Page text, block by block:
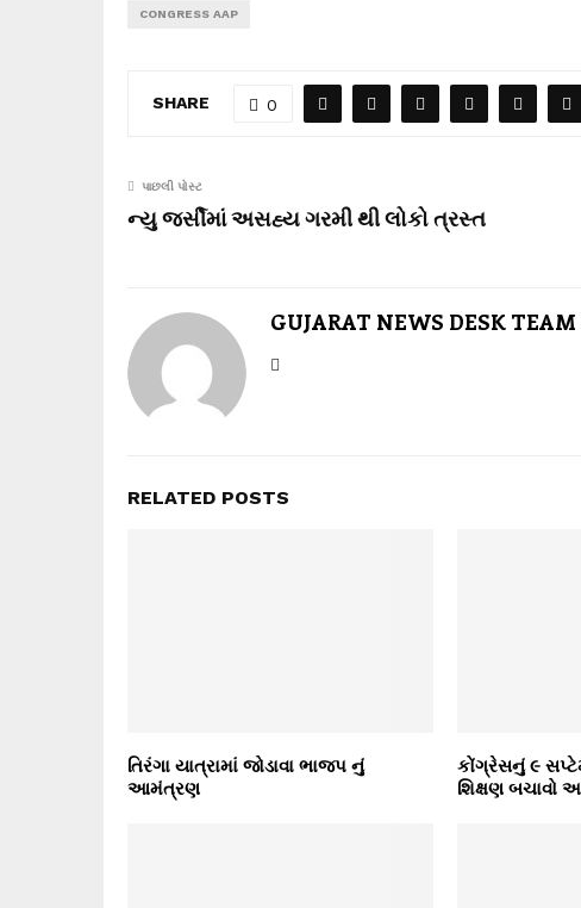
CONGRESS AAP
SHARE 0
પાછલી પોસ્ટ
ન્યુ જર્સીમાં અસહ્ય ગરમી થી લોકો ત્રસ્ત
GUJARAT NEWS DESK TEAM
RELATED POSTS
તિરંગા યાત્રામાં જોડાવા ભાજપ નું
આમંત્રણ
કોંગ્રેસનું ૯
શિક્ષણ બચાવો